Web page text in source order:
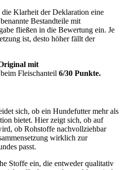
Klarheit der Deklaration eine
Bestandteile mit
fließen in die Bewertung ein. Je
ist, desto höher fällt der
mit
Fleischanteil 6/30 Punkte.
sich, ob ein Hundefutter mehr als
bietet. Hier zeigt sich, ob auf
ob Rohstoffe nachvollziehbar
wirklich zur
passt.
Stoffe ein, die entweder qualitativ